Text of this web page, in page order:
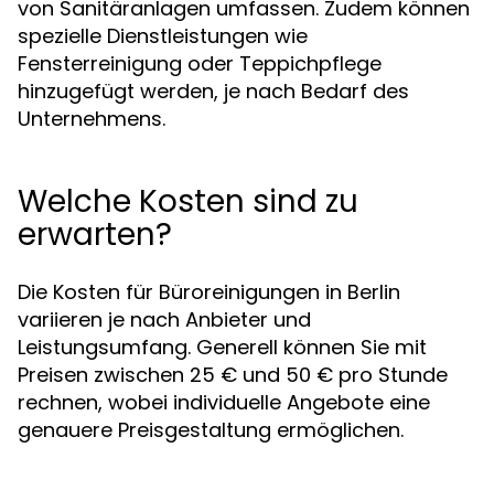
von Sanitäranlagen umfassen. Zudem können
spezielle Dienstleistungen wie
Fensterreinigung oder Teppichpflege
hinzugefügt werden, je nach Bedarf des
Unternehmens.
Welche Kosten sind zu
erwarten?
Die Kosten für Büroreinigungen in Berlin
variieren je nach Anbieter und
Leistungsumfang. Generell können Sie mit
Preisen zwischen 25 € und 50 € pro Stunde
rechnen, wobei individuelle Angebote eine
genauere Preisgestaltung ermöglichen.